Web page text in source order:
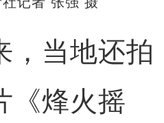
当地还拍
《烽火摇